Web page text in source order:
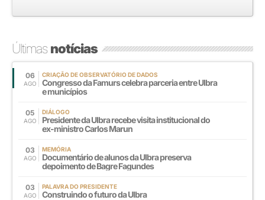
Últimasnotícias
06
AGO
CRIAÇÃO DE OBSERVATÓRIO DE DADOS
Congresso da Famurs celebra parceria entre Ulbra
e municípios
05
AGO
DIÁLOGO
Presidente da Ulbra recebe visita institucional do
ex-ministro Carlos Marun
03
AGO
MEMÓRIA
Documentário de alunos da Ulbra preserva
depoimento de Bagre Fagundes
03
AGO
PALAVRA DO PRESIDENTE
Construindo o futuro da Ulbra